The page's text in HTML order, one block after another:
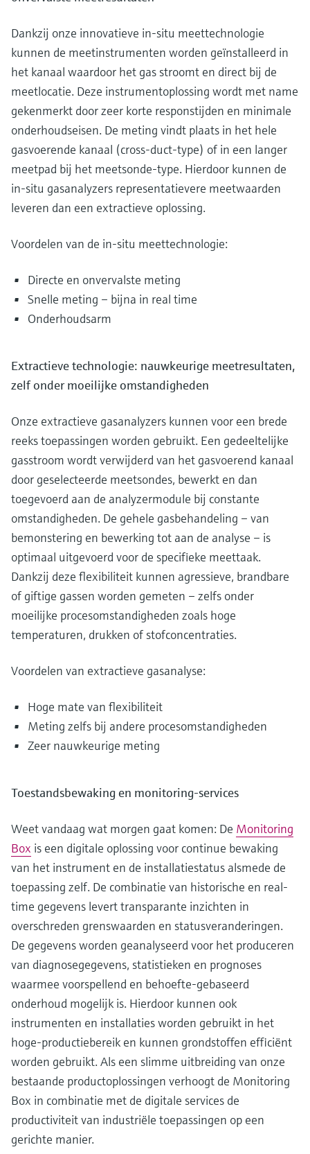
Dankzij onze innovatieve in-situ meettechnologie
kunnen de meetinstrumenten worden geïnstalleerd in
het kanaal waardoor het gas stroomt en direct bij de
meetlocatie. Deze instrumentoplossing wordt met name
gekenmerkt door zeer korte responstijden en minimale
onderhoudseisen. De meting vindt plaats in het hele
gasvoerende kanaal (cross-duct-type) of in een langer
meetpad bij het meetsonde-type. Hierdoor kunnen de
in-situ gasanalyzers representatievere meetwaarden
leveren dan een extractieve oplossing.
Voordelen van de in-situ meettechnologie:
Directe en onvervalste meting
Snelle meting – bijna in real time
Onderhoudsarm
Extractieve technologie: nauwkeurige meetresultaten,
zelf onder moeilijke omstandigheden
Onze extractieve gasanalyzers kunnen voor een brede
reeks toepassingen worden gebruikt. Een gedeeltelijke
gasstroom wordt verwijderd van het gasvoerend kanaal
door geselecteerde meetsondes, bewerkt en dan
toegevoerd aan de analyzermodule bij constante
omstandigheden. De gehele gasbehandeling – van
bemonstering en bewerking tot aan de analyse – is
optimaal uitgevoerd voor de specifieke meettaak.
Dankzij deze flexibiliteit kunnen agressieve, brandbare
of giftige gassen worden gemeten – zelfs onder
moeilijke procesomstandigheden zoals hoge
temperaturen, drukken of stofconcentraties.
Voordelen van extractieve gasanalyse:
Hoge mate van flexibiliteit
Meting zelfs bij andere procesomstandigheden
Zeer nauwkeurige meting
Toestandsbewaking en monitoring-services
Weet vandaag wat morgen gaat komen: De Monitoring
Box is een digitale oplossing voor continue bewaking
van het instrument en de installatiestatus alsmede de
toepassing zelf. De combinatie van historische en real-
time gegevens levert transparante inzichten in
overschreden grenswaarden en statusveranderingen.
De gegevens worden geanalyseerd voor het produceren
van diagnosegegevens, statistieken en prognoses
waarmee voorspellend en behoefte-gebaseerd
onderhoud mogelijk is. Hierdoor kunnen ook
instrumenten en installaties worden gebruikt in het
hoge-productiebereik en kunnen grondstoffen efficiënt
worden gebruikt. Als een slimme uitbreiding van onze
bestaande productoplossingen verhoogt de Monitoring
Box in combinatie met de digitale services de
productiviteit van industriële toepassingen op een
gerichte manier.